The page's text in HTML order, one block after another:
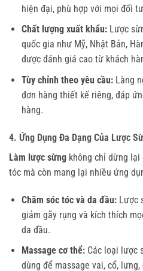
hiện đại, phù hợp với mọi đối
Chất lượng xuất khẩu:Lược
quốc gia như Mỹ, Nhật Bản,
được đánh giá cao từ khách
Tùy chỉnh theo yêu cầu:Làng
đơn hàng thiết kế riêng, đáp
hàng.
4. Ứng Dụng Đa Dạng Của Lược
Làm lược sừng không chỉ dừng
tóc mà còn mang lại nhiều ứng
Chăm sóc tóc và da đầu:Lược
giảm gãy rụng và kích thích
da đầu.
Massage cơ thể:Các loại lược
dùng để massage vai, cổ,